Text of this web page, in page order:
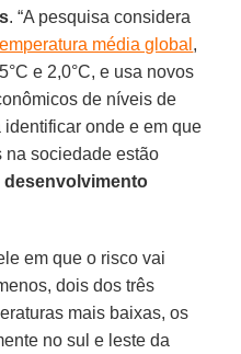
. “A pesquisa considera
média global ,
e 2,0°C, e usa novos
de níveis de
identificar onde e em que
na sociedade estão
desenvolvimento
em que o risco vai
dois dos três
mais baixas, os
no sul e leste da